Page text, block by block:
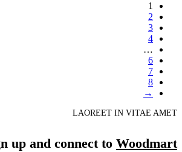
1
2
3
4
…
6
7
8
→
LAOREET IN VITAE AMET
up and connect to Woodmart!